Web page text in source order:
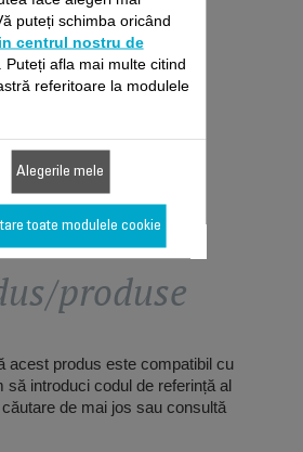
46,80 RON
Adaugă în coş
pentru 1
produse
acest produs este compatibil cu
să introduci codul de referință al
de mai jos sau consultă
puteți schimba oricând
centrul nostru de
Puteți afla mai multe citind
referitoare la modulele
Alegerile mele
toate modulele cookie